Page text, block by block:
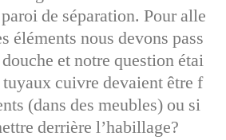
de séparation. Pour alle
éléments nous devons pass
et notre question étai
cuivre devaient être f
(dans des meubles) ou si
derrière l’habillage?